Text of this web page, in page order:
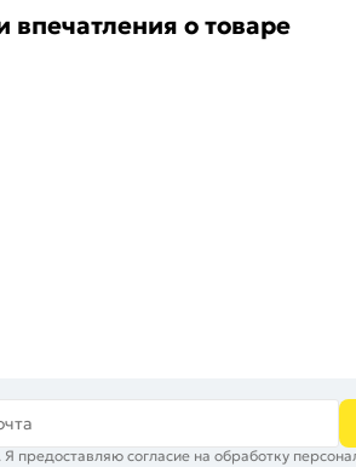
о товаре
согласие на обработку